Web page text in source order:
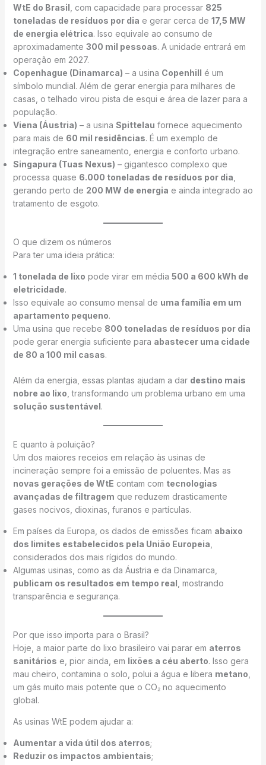
WtE do Brasil , com capacidade para processar 825
toneladas de resíduos por dia e gerar cerca de 17,5 MW
de energia elétrica. Isso equivale ao consumo de
aproximadamente 300 mil pessoas. A unidade entrará em
operação em 2027.
Copenhague (Dinamarca) – a usina Copenhill é um
símbolo mundial. Além de gerar energia para milhares de
casas, o telhado virou pista de esqui e área de lazer para a
população.
Viena (Áustria) – a usina Spittelau fornece aquecimento
para mais de 60 mil residências. É um exemplo de
integração entre saneamento, energia e conforto urbano.
Singapura (Tuas Nexus) – gigantesco complexo que
processa quase 6.000 toneladas de resíduos por dia
gerando perto de 200 MW de energia e ainda integrado ao
tratamento de esgoto.
O que dizem os números
Para ter uma ideia prática:
1 tonelada de lixo pode virar em média 500 a 600 kWh de
eletricidade.
Isso equivale ao consumo mensal de uma família em um
apartamento pequeno.
Uma usina que recebe 800 toneladas de resíduos por dia
pode gerar energia suficiente para abastecer uma cidade
de 80 a 100 mil casas.
Além da energia, essas plantas ajudam a dar destino mais
nobre ao lixo , transformando um problema urbano em uma
solução sustentável.
E quanto à poluição?
Um dos maiores receios em relação às usinas de
incineração sempre foi a emissão de poluentes. Mas as
novas gerações de WtE contam com tecnologias
avançadas de filtragem que reduzem drasticamente
gases nocivos, dioxinas, furanos e partículas.
Em países da Europa, os dados de emissões ficam abaixo
dos limites estabelecidos pela União Europeia
considerados dos mais rígidos do mundo.
Algumas usinas, como as da Áustria e da Dinamarca,
publicam os resultados em tempo real , mostrando
transparência e segurança.
Por que isso importa para o Brasil?
Hoje, a maior parte do lixo brasileiro vai parar em aterros
sanitários e, pior ainda, em lixões a céu aberto. Isso gera
mau cheiro, contamina o solo, polui a água e libera metano
um gás muito mais potente que o CO₂ no aquecimento
global.
As usinas WtE podem ajudar a:
Aumentar a vida útil dos aterros;
Reduzir os impactos ambientais;